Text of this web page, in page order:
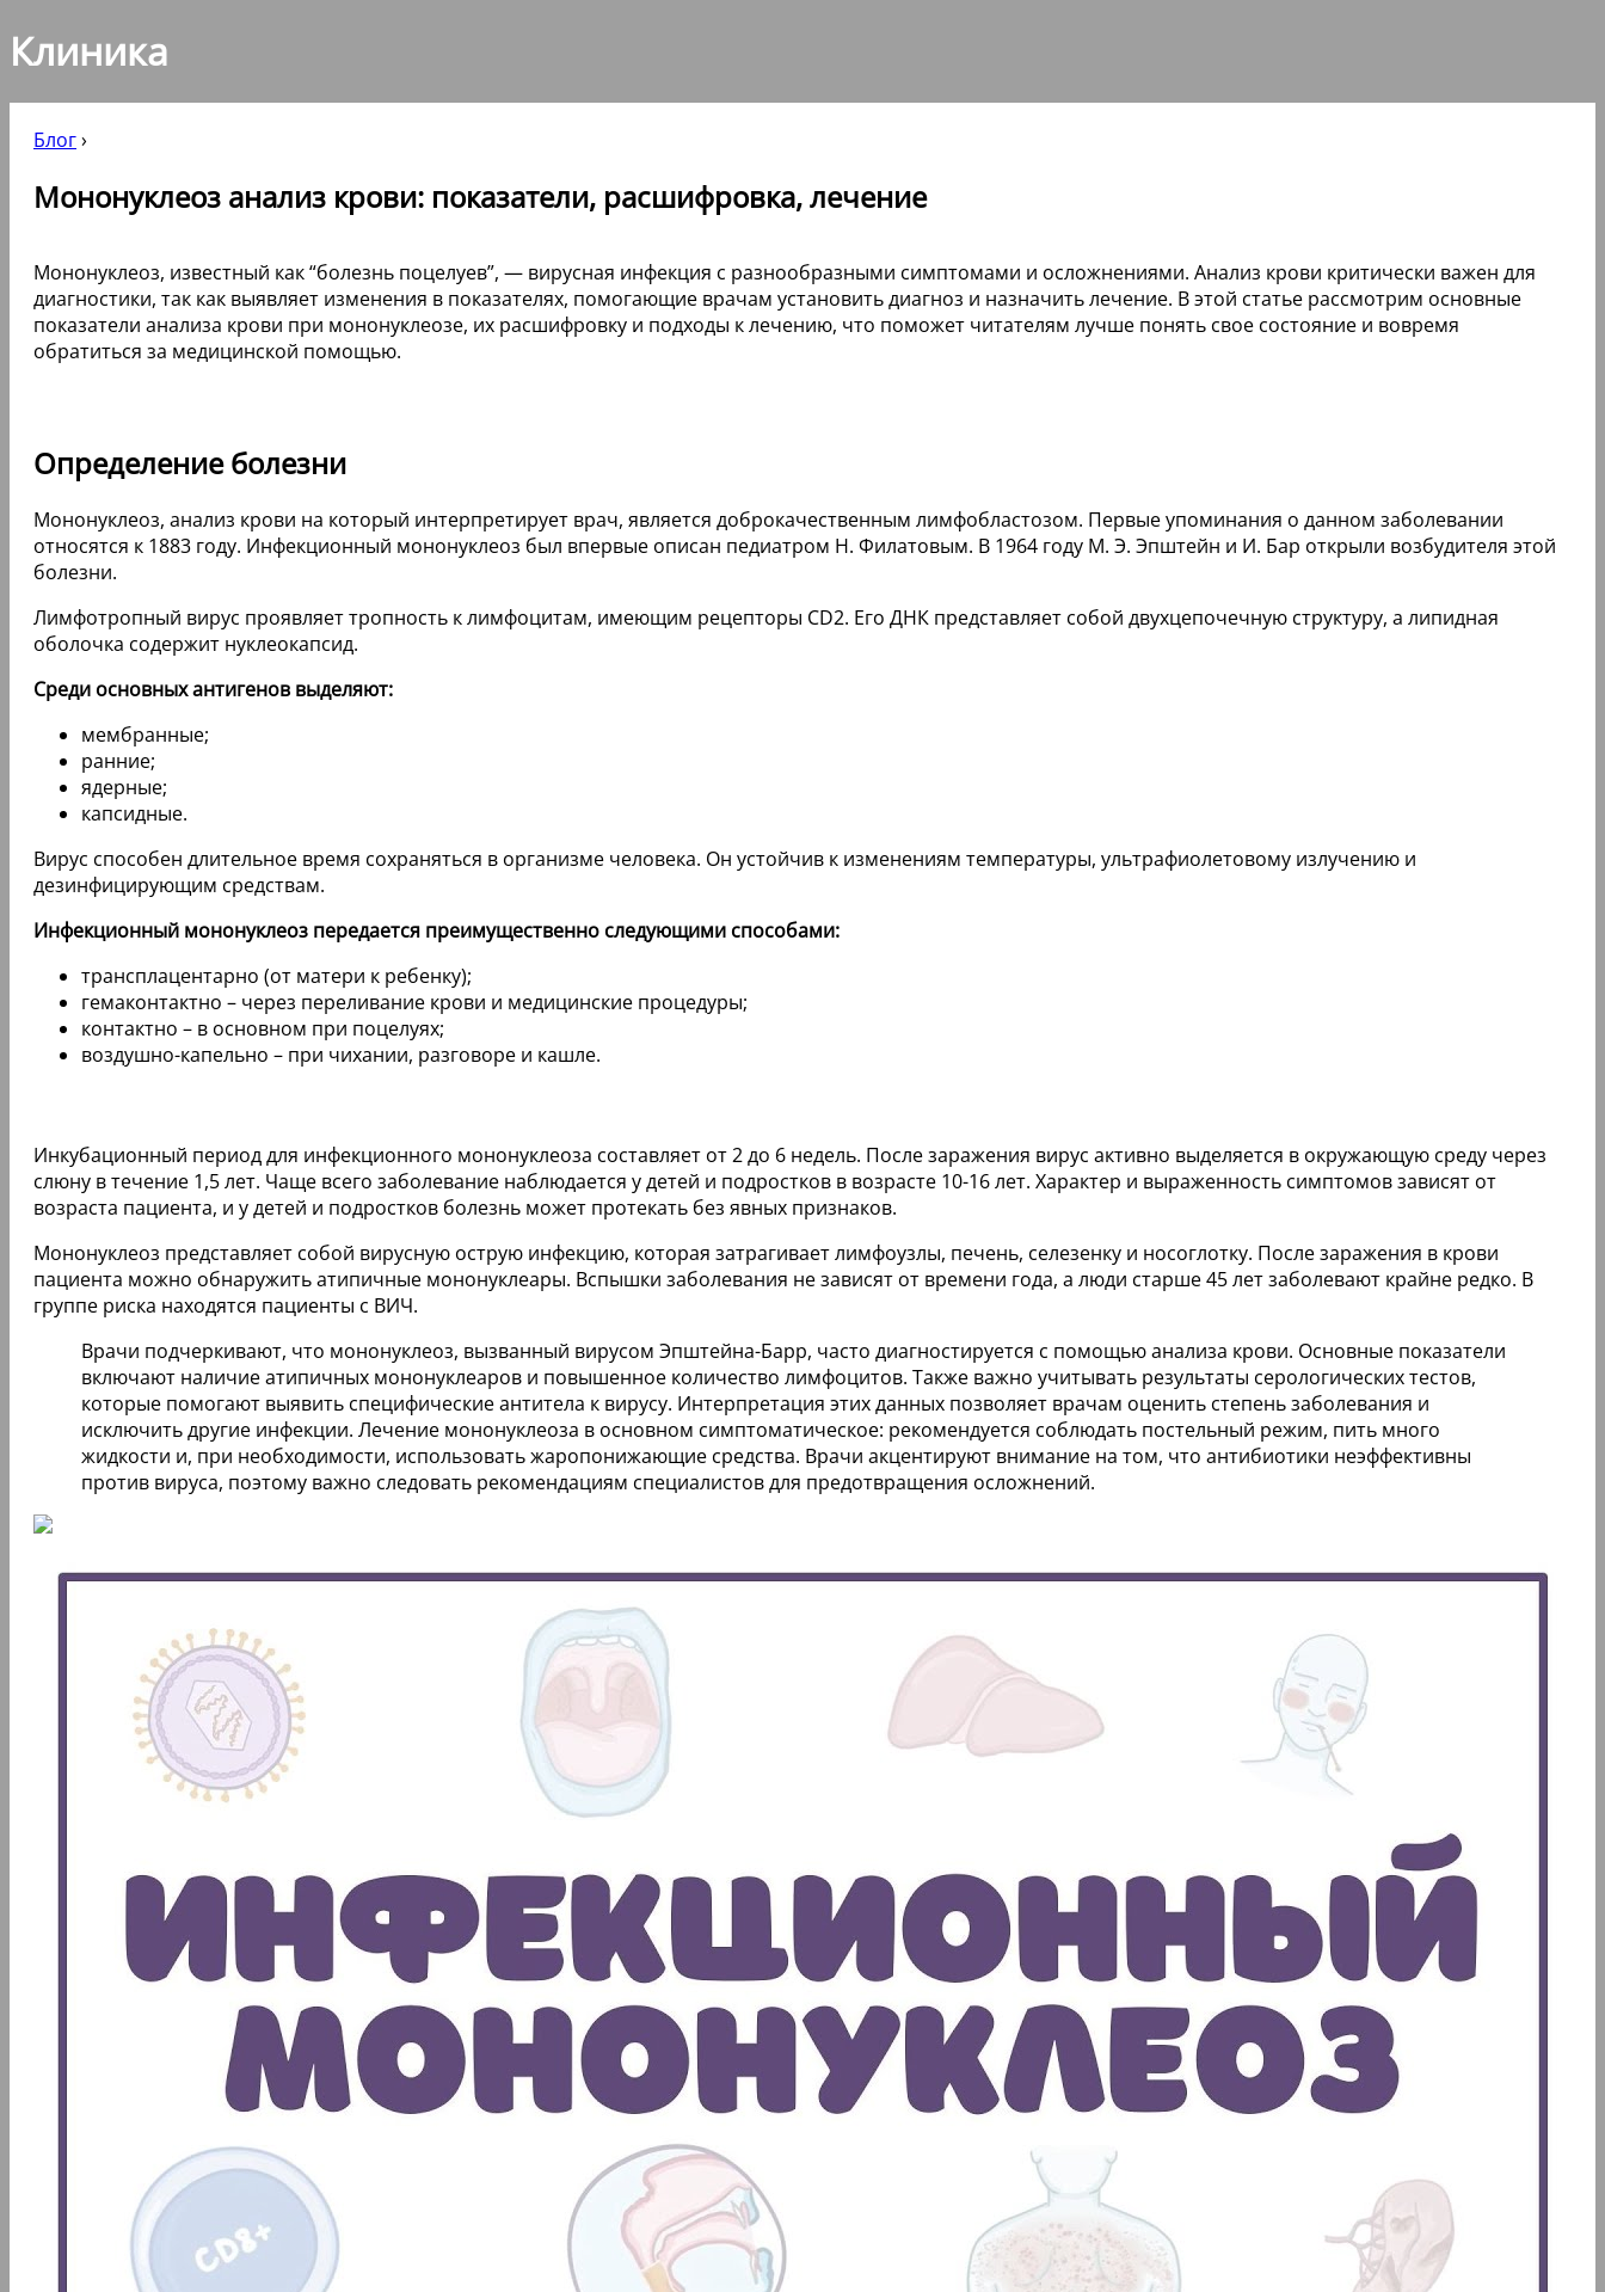
Клиника
Блог›
Мононуклеоз анализ крови: показатели, расшифровка, лечение
Мононуклеоз, известный как “болезнь поцелуев”, — вирусная инфекция с разнообразными симптомами и осложнениями. Анализ крови критически важен для
диагностики, так как выявляет изменения в показателях, помогающие врачам установить диагноз и назначить лечение. В этой статье рассмотрим основные
показатели анализа крови при мононуклеозе, их расшифровку и подходы к лечению, что поможет читателям лучше понять свое состояние и вовремя
обратиться за медицинской помощью.
Определение болезни
Мононуклеоз, анализ крови на который интерпретирует врач, является доброкачественным лимфобластозом. Первые упоминания о данном заболевании
относятся к 1883 году. Инфекционный мононуклеоз был впервые описан педиатром Н. Филатовым. В 1964 году М. Э. Эпштейн и И. Бар открыли возбудителя этой
болезни.
Лимфотропный вирус проявляет тропность к лимфоцитам, имеющим рецепторы CD2. Его ДНК представляет собой двухцепочечную структуру, а липидная
оболочка содержит нуклеокапсид.
Среди основных антигенов выделяют:
мембранные;
ранние;
ядерные;
капсидные.
Вирус способен длительное время сохраняться в организме человека. Он устойчив к изменениям температуры, ультрафиолетовому излучению и
дезинфицирующим средствам.
Инфекционный мононуклеоз передается преимущественно следующими способами:
трансплацентарно (от матери к ребенку);
гемаконтактно – через переливание крови и медицинские процедуры;
контактно – в основном при поцелуях;
воздушно-капельно – при чихании, разговоре и кашле.
Инкубационный период для инфекционного мононуклеоза составляет от 2 до 6 недель. После заражения вирус активно выделяется в окружающую среду через
слюну в течение 1,5 лет. Чаще всего заболевание наблюдается у детей и подростков в возрасте 10-16 лет. Характер и выраженность симптомов зависят от
возраста пациента, и у детей и подростков болезнь может протекать без явных признаков.
Мононуклеоз представляет собой вирусную острую инфекцию, которая затрагивает лимфоузлы, печень, селезенку и носоглотку. После заражения в крови
пациента можно обнаружить атипичные мононуклеары. Вспышки заболевания не зависят от времени года, а люди старше 45 лет заболевают крайне редко. В
группе риска находятся пациенты с ВИЧ.
Врачи подчеркивают, что мононуклеоз, вызванный вирусом Эпштейна-Барр, часто диагностируется с помощью анализа крови. Основные показатели
включают наличие атипичных мононуклеаров и повышенное количество лимфоцитов. Также важно учитывать результаты серологических тестов,
которые помогают выявить специфические антитела к вирусу. Интерпретация этих данных позволяет врачам оценить степень заболевания и
исключить другие инфекции. Лечение мононуклеоза в основном симптоматическое: рекомендуется соблюдать постельный режим, пить много
жидкости и, при необходимости, использовать жаропонижающие средства. Врачи акцентируют внимание на том, что антибиотики неэффективны
против вируса, поэтому важно следовать рекомендациям специалистов для предотвращения осложнений.